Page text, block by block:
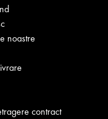
noastre
contract